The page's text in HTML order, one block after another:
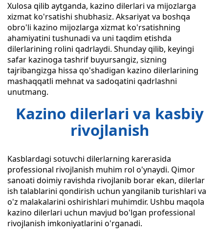
Xulosa qilib aytganda, kazino dilerlari va mijozlarga
xizmat ko'rsatishi shubhasiz. Aksariyat va boshqa
obro'li kazino mijozlarga xizmat ko'rsatishning
ahamiyatini tushunadi va uni taqdim etishda
dilerlarining rolini qadrlaydi. Shunday qilib, keyingi
safar kazinoga tashrif buyursangiz, sizning
tajribangizga hissa qo'shadigan kazino dilerlarining
mashaqqatli mehnat va sadoqatini qadrlashni
unutmang.
Kazino dilerlari va kasbiy
rivojlanish
Kasblardagi sotuvchi dilerlarning karerasida
professional rivojlanish muhim rol o'ynaydi. Qimor
sanoati doimiy ravishda rivojlanib borar ekan, dilerlar
ish talablarini qondirish uchun yangilanib turishlari va
o'z malakalarini oshirishlari muhimdir. Ushbu maqola
kazino dilerlari uchun mavjud bo'lgan professional
rivojlanish imkoniyatlarini o'rganadi.